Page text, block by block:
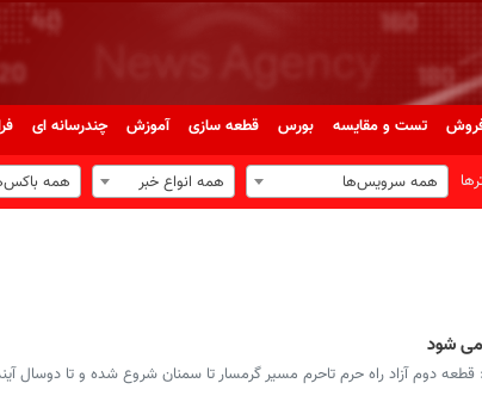
تست و مقایسه بورس قطعه سازی آموزش چندرسانه ای
همه سرویس‌ها همه انواع خبر همه
می شود
دوم آزاد راه حرم تاحرم مسیر گرمسار تا سمنان شروع شده و تا دوسال